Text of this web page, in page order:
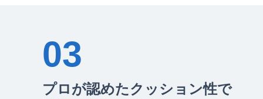
03
プロが認めたクッション性で